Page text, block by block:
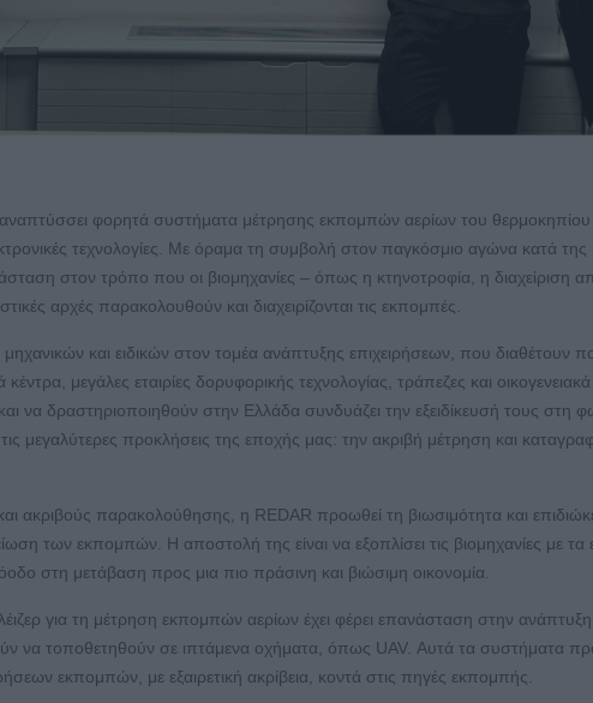
αναπτύσσει φορητά συστήματα μέτρησης εκπομπών αερίων του θερμοκηπίου
τεχνολογίες. Με όραμα τη συμβολή στον παγκόσμιο αγώνα κατά της
στον τρόπο που οι βιομηχανίες – όπως η κτηνοτροφία, η διαχείριση
αρχές παρακολουθούν και διαχειρίζονται τις εκπομπές.
και ειδικών στον τομέα ανάπτυξης επιχειρήσεων, που διαθέτουν
μεγάλες εταιρίες δορυφορικής τεχνολογίας, τράπεζες και
να δραστηριοποιηθούν στην Ελλάδα συνδυάζει την εξειδίκευσή τους στη
μεγαλύτερες προκλήσεις της εποχής μας: την ακριβή μέτρηση και
ακριβούς παρακολούθησης, η REDAR προωθεί τη βιωσιμότητα και
των εκπομπών. Η αποστολή της είναι να εξοπλίσει τις βιομηχανίες με τα
στη μετάβαση προς μια πιο πράσινη και βιώσιμη οικονομία.
λέιζερ για τη μέτρηση εκπομπών αερίων έχει φέρει επανάσταση στην
να τοποθετηθούν σε ιπτάμενα οχήματα, όπως UAV. Αυτά τα συστήματα
εκπομπών, με εξαιρετική ακρίβεια, κοντά στις πηγές εκπομπής.